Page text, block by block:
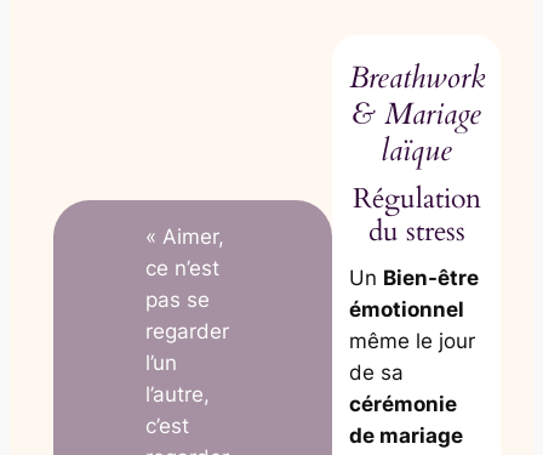
« Aimer,
ce n’est
pas se
regarder
l’un
l’autre,
c’est
Breathwork
& Mariage
laïque
Régulation
du stress
Un Bien-être
émotionnel
même le jour
de sa
cérémonie
de mariage